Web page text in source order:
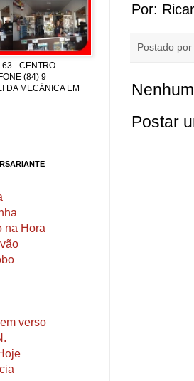
Por:
Postado por
Postar
63 - CENTRO -
(84) 9
DA MECÂNICA EM
na Hora
verso